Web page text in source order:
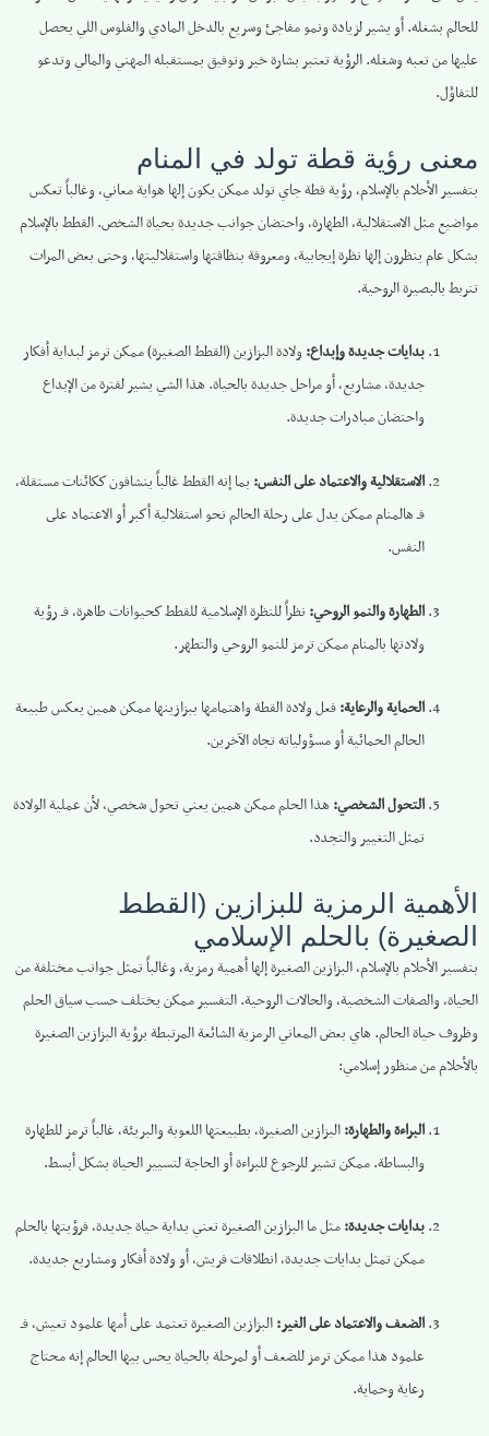
للحالم بشغله. أو يشير لزيادة ونمو مفاجئ وسريع بالدخل المادي والفلوس اللي يحصل
عليها من تعبه وشغله. الرؤية تعتبر بشارة خير وتوفيق بمستقبله المهني والمالي وتدعو
للتفاؤل.
معنى رؤية قطة تولد في المنام
بتفسير الأحلام بالإسلام، رؤية قطة جاي تولد ممكن يكون إلها هواية معاني، وغالباً تعكس
مواضيع مثل الاستقلالية، الطهارة، واحتضان جوانب جديدة بحياة الشخص. القطط بالإسلام
بشكل عام ينظرون إلها نظرة إيجابية، ومعروفة بنظافتها واستقلاليتها، وحتى بعض المرات
تنربط بالبصيرة الروحية.
بدايات جديدة وإبداع: ولادة البزازين (القطط الصغيرة) ممكن ترمز لبداية أفكار
جديدة، مشاريع، أو مراحل جديدة بالحياة. هذا الشي يشير لفترة من الإبداع
واحتضان مبادرات جديدة.
الاستقلالية والاعتماد على النفس: بما إنه القطط غالباً ينشافون ككائنات مستقلة،
فـ هالمنام ممكن يدل على رحلة الحالم نحو استقلالية أكبر أو الاعتماد على
النفس.
الطهارة والنمو الروحي: نظراً للنظرة الإسلامية للقطط كحيوانات طاهرة، فـ رؤية
ولادتها بالمنام ممكن ترمز للنمو الروحي والتطهر.
الحماية والرعاية:فعل ولادة القطة واهتمامها ببزازينها ممكن همين يعكس طبيعة
الحالم الحمائية أو مسؤولياته تجاه الآخرين.
التحول الشخصي: هذا الحلم ممكن همين يعني تحول شخصي، لأن عملية الولادة
تمثل التغيير والتجدد.
الأهمية الرمزية للبزازين (القطط
الصغيرة) بالحلم الإسلامي
بتفسير الأحلام بالإسلام، البزازين الصغيرة إلها أهمية رمزية، وغالباً تمثل جوانب مختلفة من
الحياة، والصفات الشخصية، والحالات الروحية. التفسير ممكن يختلف حسب سياق الحلم
وظروف حياة الحالم. هاي بعض المعاني الرمزية الشائعة المرتبطة برؤية البزازين الصغيرة
بالأحلام من منظور إسلامي:
البراءة والطهارة:البزازين الصغيرة، بطبيعتها اللعوبة والبريئة، غالباً ترمز للطهارة
والبساطة. ممكن تشير للرجوع للبراءة أو الحاجة لتسيير الحياة بشكل أبسط.
بدايات جديدة:مثل ما البزازين الصغيرة تعني بداية حياة جديدة، فرؤيتها بالحلم
ممكن تمثل بدايات جديدة، انطلاقات فريش، أو ولادة أفكار ومشاريع جديدة.
الضعف والاعتماد على الغير:البزازين الصغيرة تعتمد على أمها علمود تعيش، فـ
علمود هذا ممكن ترمز للضعف أو لمرحلة بالحياة يحس بيها الحالم إنه محتاج
رعاية وحماية.